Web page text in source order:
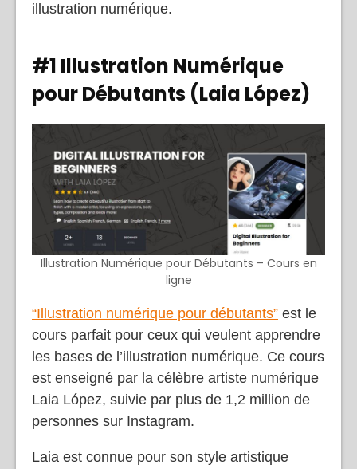
illustration numérique.
#1 Illustration Numérique
pour Débutants (Laia López)
Illustration Numérique pour Débutants – Cours en
ligne
“Illustration numérique pour débutants” est le
cours parfait pour ceux qui veulent apprendre
les bases de l’illustration numérique. Ce cours
est enseigné par la célèbre artiste numérique
Laia López, suivie par plus de 1,2 million de
personnes sur Instagram.
Laia est connue pour son style artistique